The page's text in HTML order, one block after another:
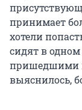
принимает
хотели
сидят в
пришедшими
выяснилось,